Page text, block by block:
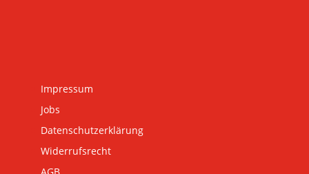
Impressum
Jobs
Datenschutzerklärung
Widerrufsrecht